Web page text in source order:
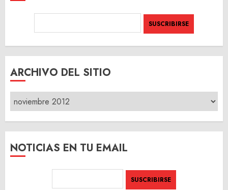
ARCHIVO DEL SITIO
ARCHIVO
DEL
SITIO
NOTICIAS EN TU EMAIL